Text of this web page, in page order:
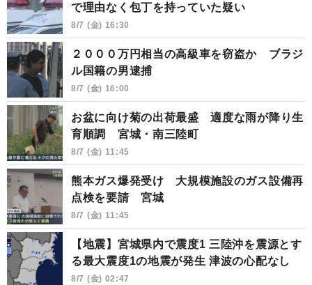
で理由なく包丁を持っていた疑い
8/7 (金) 16:30
２０００万円相当の高級車を窃盗か ブラジ
ル国籍の男逮捕
8/7 (金) 16:00
お盆に向け菊の出荷最盛 適度な雨が降り生
育順調 宮城・南三陸町
8/7 (金) 11:45
熊本ガス爆発受け 大規模施設のガス設備再
点検を要請 宮城
8/7 (金) 11:45
【地震】宮城県内で震度1 三陸沖を震源とす
る最大震度1の地震が発生 津波の心配なし
8/7 (金) 02:47